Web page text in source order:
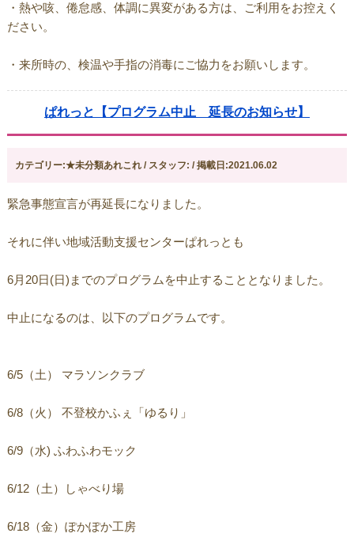
・熱や咳、倦怠感、体調に異変がある方は、ご利用をお控えく
ださい。
・来所時の、検温や手指の消毒にご協力をお願いします。
ぱれっと【プログラム中止 延長のお知らせ】
カテゴリー:★未分類あれこれ / スタッフ: / 掲載日:2021.06.02
緊急事態宣言が再延長になりました。
それに伴い地域活動支援センターぱれっとも
6月20日(日)までのプログラムを中止することとなりました。
中止になるのは、以下のプログラムです。
6/5（土） マラソンクラブ
6/8（火） 不登校かふぇ「ゆるり」
6/9（水) ふわふわモック
6/12（土）しゃべり場
6/18（金）ぽかぽか工房